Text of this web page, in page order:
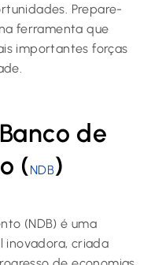
Prepare-
ferramenta que
importantes forças
de
(NDB)
(NDB) é uma
inovadora, criada